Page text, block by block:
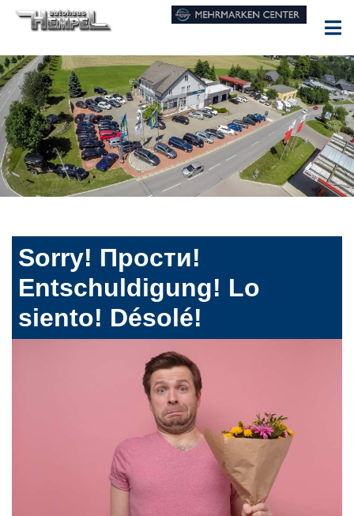
Sorry! Прости!
Entschuldigung! Lo
siento! Désolé!